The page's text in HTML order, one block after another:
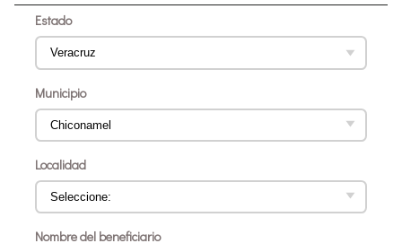
Estado
Municipio
Localidad
Nombre del beneficiario